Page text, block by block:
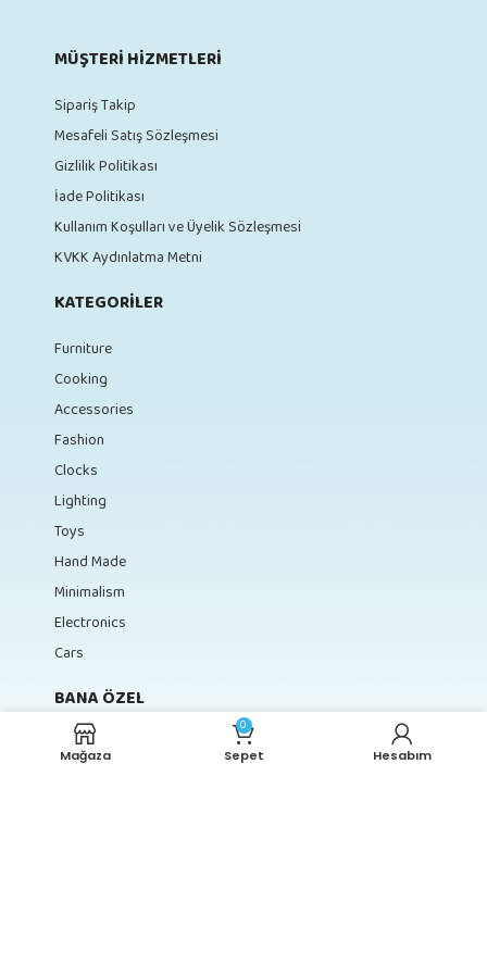
MÜŞTERI HIZMETLERI
Sipariş Takip
Mesafeli Satış Sözleşmesi
Gizlilik Politikası
İade Politikası
Kullanım Koşulları ve Üyelik Sözleşmesi
KVKK Aydınlatma Metni
KATEGORILER
Furniture
Cooking
Accessories
Fashion
Clocks
Lighting
Toys
Hand Made
Minimalism
Electronics
Cars
BANA ÖZEL
Hesabım
Mağaza
0
Sepet Hesabım